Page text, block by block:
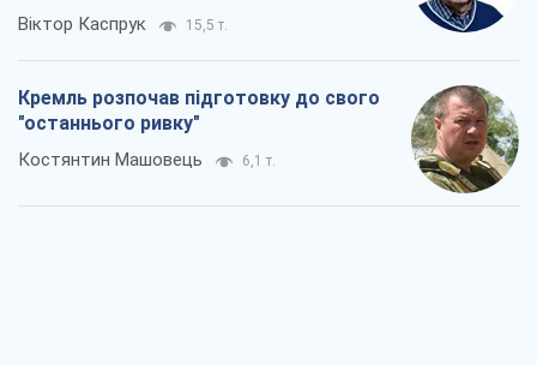
Віктор Каспрук 15,5 т.
Кремль розпочав підготовку до свого
"останнього ривку"
Костянтин Машовець 6,1 т.